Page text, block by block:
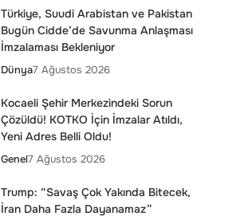
Türkiye, Suudi Arabistan ve Pakistan
Bugün Cidde’de Savunma Anlaşması
İmzalaması Bekleniyor
Dünya7 Ağustos 2026
Kocaeli Şehir Merkezindeki Sorun
Çözüldü! KOTKO İçin İmzalar Atıldı,
Yeni Adres Belli Oldu!
Genel7 Ağustos 2026
Trump: “Savaş Çok Yakında Bitecek,
İran Daha Fazla Dayanamaz”